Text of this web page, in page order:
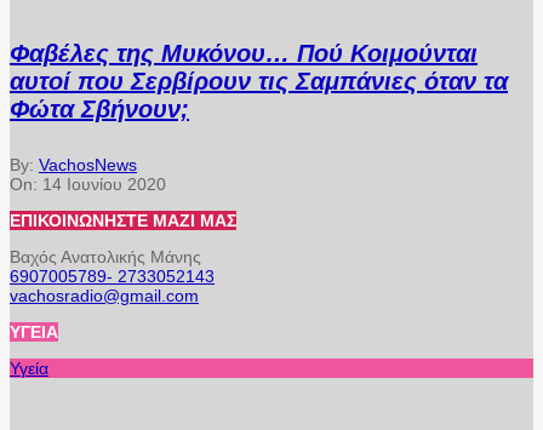
Φαβέλες της Μυκόνου… Πού Κοιμούνται
αυτοί που Σερβίρουν τις Σαμπάνιες όταν τα
Φώτα Σβήνουν;
By: VachosNews
On: 14 Ιουνίου 2020
ΕΠΙΚΟΙΝΩΝΉΣΤΕ ΜΑΖΊ ΜΑΣ
Βαχός Ανατολικής Μάνης
6907005789- 2733052143
vachosradio@gmail.com
ΥΓΕΊΑ
Υγεία